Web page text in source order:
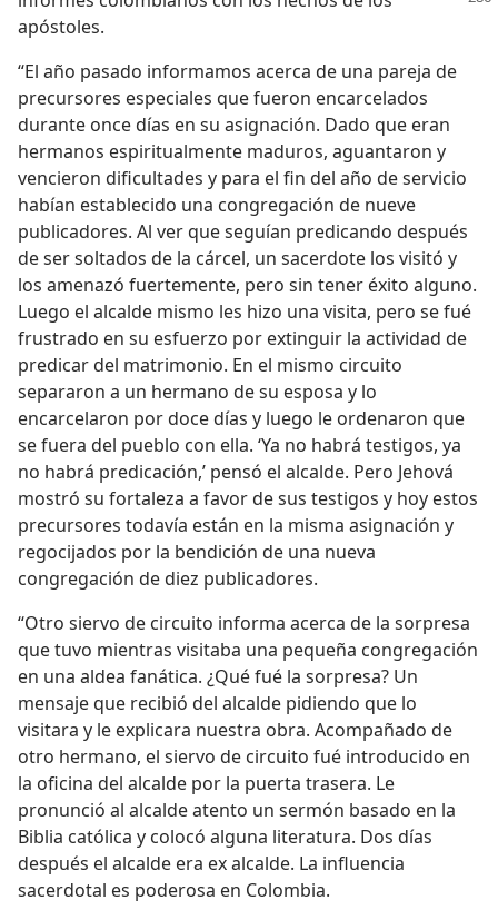
apóstoles.
“El año pasado informamos acerca de una pareja de
precursores especiales que fueron encarcelados
durante once días en su asignación. Dado que eran
hermanos espiritualmente maduros, aguantaron y
vencieron dificultades y para el fin del año de servicio
habían establecido una congregación de nueve
publicadores. Al ver que seguían predicando después
de ser soltados de la cárcel, un sacerdote los visitó y
los amenazó fuertemente, pero sin tener éxito alguno.
Luego el alcalde mismo les hizo una visita, pero se fué
frustrado en su esfuerzo por extinguir la actividad de
predicar del matrimonio. En el mismo circuito
separaron a un hermano de su esposa y lo
encarcelaron por doce días y luego le ordenaron que
se fuera del pueblo con ella. ‘Ya no habrá testigos, ya
no habrá predicación,’ pensó el alcalde. Pero Jehová
mostró su fortaleza a favor de sus testigos y hoy estos
precursores todavía están en la misma asignación y
regocijados por la bendición de una nueva
congregación de diez publicadores.
“Otro siervo de circuito informa acerca de la sorpresa
que tuvo mientras visitaba una pequeña congregación
en una aldea fanática. ¿Qué fué la sorpresa? Un
mensaje que recibió del alcalde pidiendo que lo
visitara y le explicara nuestra obra. Acompañado de
otro hermano, el siervo de circuito fué introducido en
la oficina del alcalde por la puerta trasera. Le
pronunció al alcalde atento un sermón basado en la
Biblia católica y colocó alguna literatura. Dos días
después el alcalde era ex alcalde. La influencia
sacerdotal es poderosa en Colombia.